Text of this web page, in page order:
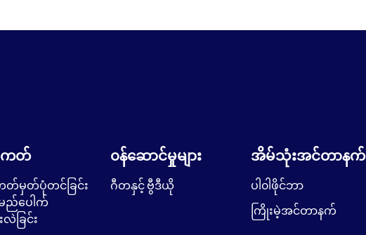
ကတ်
တ်မှတ်ပုံတင်ခြင်း
ည်ပေါက်
လဲခြင်း
၀န်ဆောင်မှုများ
ဂီတနှင့် ဗွီဒီယို
အိမ်သုံးအင်တာနက်
ပါ၀ါဖိုင်ဘာ
ကြိုးမဲ့အင်တာနက်